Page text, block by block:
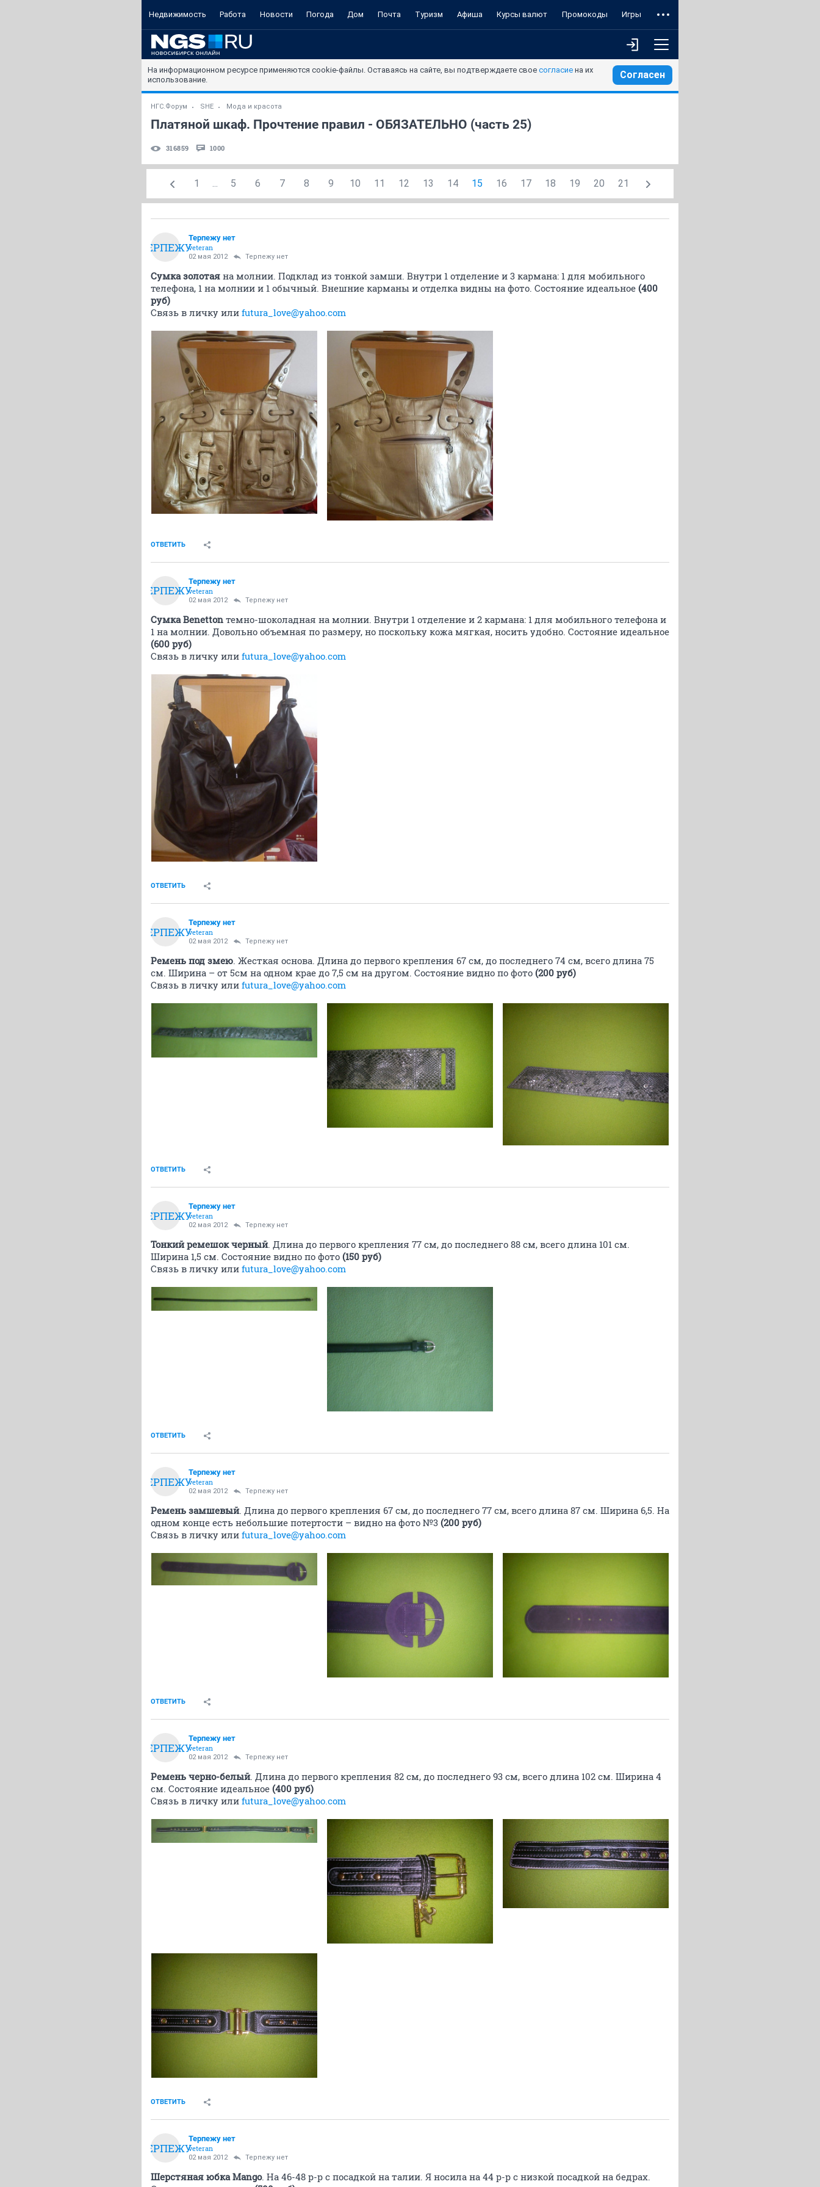
Недвижимость Работа Новости Погода Дом Почта Туризм Афиша Курсы валют Промокоды Игры
На информационном ресурсе применяются cookie-файлы. Оставаясь на сайте, вы подтверждаете свое согласие на их
использование.
Согласен
НГС.Форум SHE Мода и красота
Платяной шкаф. Прочтение правил - ОБЯЗАТЕЛЬНО (часть 25)
316859 1000
1 ... 5 6 7 8 9 10 11 12 13 14 15 16 17 18 19 20 21
ТЕРПЕЖУ
Терпежу нет
veteran
02 мая 2012 Терпежу нет
Сумка золотая на молнии. Подклад из тонкой замши. Внутри 1 отделение и 3 кармана: 1 для мобильного
телефона, 1 на молнии и 1 обычный. Внешние карманы и отделка видны на фото. Состояние идеальное (400
руб)
Связь в личку или futura_love@yahoo.com
ОТВЕТИТЬ
ТЕРПЕЖУ
Терпежу нет
veteran
02 мая 2012 Терпежу нет
Сумка Benetton темно-шоколадная на молнии. Внутри 1 отделение и 2 кармана: 1 для мобильного телефона и
1 на молнии. Довольно объемная по размеру, но поскольку кожа мягкая, носить удобно. Состояние идеальное
(600 руб)
Связь в личку или futura_love@yahoo.com
ОТВЕТИТЬ
ТЕРПЕЖУ
Терпежу нет
veteran
02 мая 2012 Терпежу нет
Ремень под змею. Жесткая основа. Длина до первого крепления 67 см, до последнего 74 см, всего длина 75
см. Ширина – от 5см на одном крае до 7,5 см на другом. Состояние видно по фото (200 руб)
Связь в личку или futura_love@yahoo.com
ОТВЕТИТЬ
ТЕРПЕЖУ
Терпежу нет
veteran
02 мая 2012 Терпежу нет
Тонкий ремешок черный. Длина до первого крепления 77 см, до последнего 88 см, всего длина 101 см.
Ширина 1,5 см. Состояние видно по фото (150 руб)
Связь в личку или futura_love@yahoo.com
ОТВЕТИТЬ
ТЕРПЕЖУ
Терпежу нет
veteran
02 мая 2012 Терпежу нет
Ремень замшевый. Длина до первого крепления 67 см, до последнего 77 см, всего длина 87 см. Ширина 6,5. На
одном конце есть небольшие потертости – видно на фото №3 (200 руб)
Связь в личку или futura_love@yahoo.com
ОТВЕТИТЬ
ТЕРПЕЖУ
Терпежу нет
veteran
02 мая 2012 Терпежу нет
Ремень черно-белый. Длина до первого крепления 82 см, до последнего 93 см, всего длина 102 см. Ширина 4
см. Состояние идеальное (400 руб)
Связь в личку или futura_love@yahoo.com
ОТВЕТИТЬ
ТЕРПЕЖУ
Терпежу нет
veteran
02 мая 2012 Терпежу нет
Шерстяная юбка Mango. На 46-48 р-р с посадкой на талии. Я носила на 44 р-р с низкой посадкой на бедрах.